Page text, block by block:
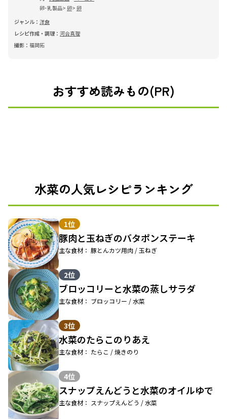
卵･乳製品 卵 卵
ジャンル： 洋食
レシピ作成・調理： 河合真理
撮影： 福岡拓
おすすめ読みもの(PR)
水菜の人気レシピランキング
1位
豚肉と玉ねぎのバタポンステーキ
主な食材： 豚とんカツ用肉 / 玉ねぎ
2位
ブロッコリーと水菜の蒸しサラダ
主な食材： ブロッコリー / 水菜
3位
水菜のたらこのりあえ
主な食材： たらこ / 焼きのり
4位
スナップえんどうと水菜のオイルゆで
主な食材： スナップえんどう / 水菜